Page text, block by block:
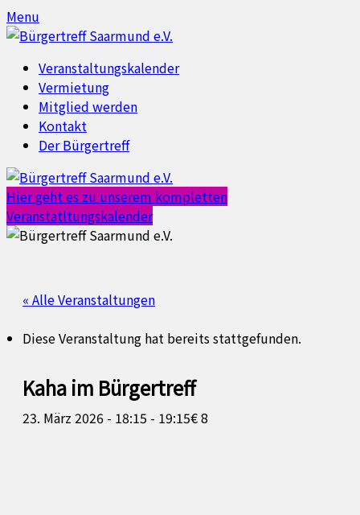
Skip
to
Skip
to
Menu
Veranstaltungskalender
Vermietung
Mitglied werden
Kontakt
Der Bürgertreff
Hier geht es zu unserem kompletten
Veranstatltungskalender
« Alle Veranstaltungen
Diese Veranstaltung hat bereits stattgefunden.
Kaha im Bürgertreff
23. März 2026 - 18:15 - 19:15€ 8